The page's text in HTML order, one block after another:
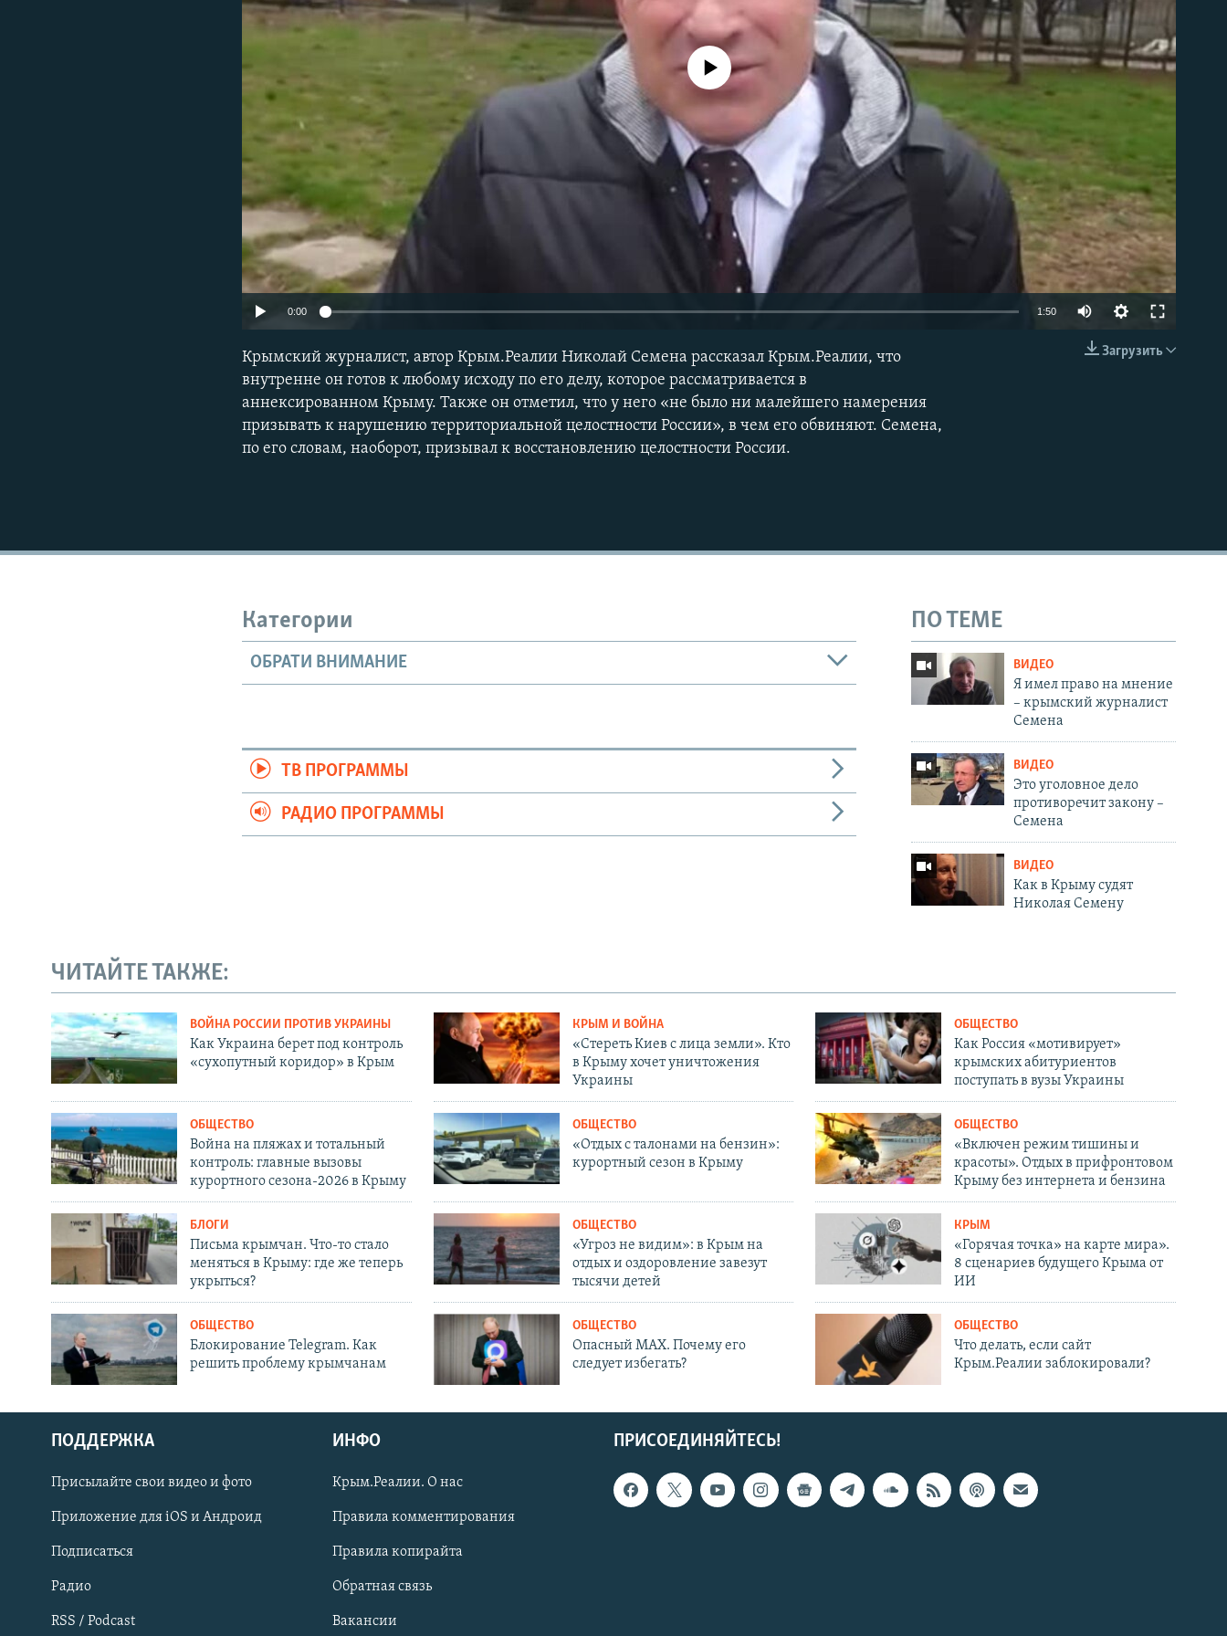
Українською
Qırımtatar
ПРИСОЕДИНЯЙТЕСЬ!
EMBED
No media source currently available
0:00 1:50
Загрузить
Крымский журналист, автор Крым.Реалии Николай Семена рассказал Крым.Реалии, что
внутренне он готов к любому исходу по его делу, которое рассматривается в
аннексированном Крыму. Также он отметил, что у него «не было ни малейшего намерения
призывать к нарушению территориальной целостности России», в чем его обвиняют. Семена,
по его словам, наоборот, призывал к восстановлению целостности России.
ПО ТЕМЕ
ВИДЕО
Я имел право на мнение
– крымский журналист
Семена
ВИДЕО
Это уголовное дело
противоречит закону –
Семена
ВИДЕО
Как в Крыму судят
Николая Семену
Категории
ОБРАТИ ВНИМАНИЕ
ТВ ПРОГРАММЫ
РАДИО ПРОГРАММЫ
ЧИТАЙТЕ ТАКЖЕ:
ВОЙНА РОССИИ ПРОТИВ УКРАИНЫ
Как Украина берет под контроль
«сухопутный коридор» в Крым
КРЫМ И ВОЙНА
«Стереть Киев с лица земли». Кто
в Крыму хочет уничтожения
Украины
ОБЩЕСТВО
Как Россия «мотивирует»
крымских абитуриентов
поступать в вузы Украины
ОБЩЕСТВО
Война на пляжах и тотальный
контроль: главные вызовы
курортного сезона-2026 в Крыму
ОБЩЕСТВО
«Отдых с талонами на бензин»:
курортный сезон в Крыму
ОБЩЕСТВО
«Включен режим тишины и
красоты». Отдых в прифронтовом
Крыму без интернета и бензина
БЛОГИ
Письма крымчан. Что-то стало
меняться в Крыму: где же теперь
укрыться?
ОБЩЕСТВО
«Угроз не видим»: в Крым на
отдых и оздоровление завезут
тысячи детей
КРЫМ
«Горячая точка» на карте мира».
8 сценариев будущего Крыма от
ИИ
ОБЩЕСТВО
Блокирование Telegram. Как
решить проблему крымчанам
ОБЩЕСТВО
Опасный MAX. Почему его
следует избегать?
ОБЩЕСТВО
Что делать, если сайт
Крым.Реалии заблокировали?
ПРИСОЕДИНЯЙТЕСЬ!
ПОДДЕРЖКА
Присылайте свои видео и фото
Приложение для iOS и Андроид
Подписаться
Радио
RSS / Podcast
ИНФО
Крым.Реалии. О нас
Правила комментирования
Правила копирайта
Обратная связь
Вакансии